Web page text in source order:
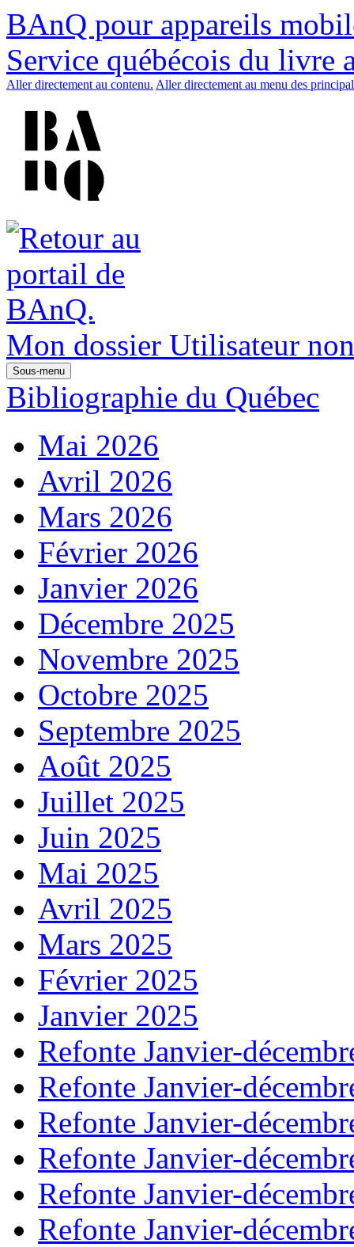
BAnQ pour appareils
Service québécois du livre
Aller directement au contenu. Aller directement au menu des
Mon dossier Utilisateur
Sous-menu
Bibliographie du Québec
Mai 2026
Avril 2026
Mars 2026
Février 2026
Janvier 2026
Décembre 2025
Novembre 2025
Octobre 2025
Septembre 2025
Août 2025
Juillet 2025
Juin 2025
Mai 2025
Avril 2025
Mars 2025
Février 2025
Janvier 2025
Refonte Janvier-
Refonte Janvier-
Refonte Janvier-
Refonte Janvier-
Refonte Janvier-
Refonte Janvier-